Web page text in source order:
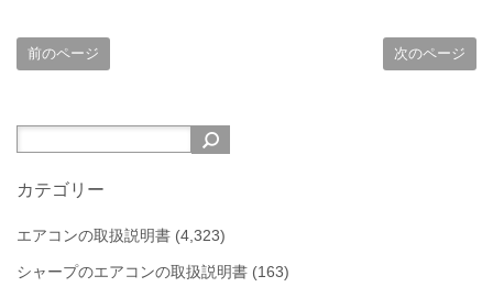
前のページ 次のページ
カテゴリー
エアコンの取扱説明書 (4,323)
シャープのエアコンの取扱説明書 (163)